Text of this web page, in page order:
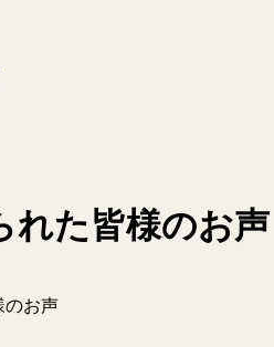
れた皆様のお声
のお声